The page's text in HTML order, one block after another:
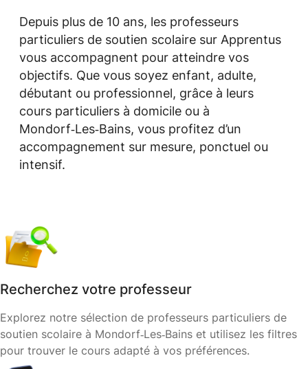
Depuis plus de 10 ans, les professeurs
particuliers de soutien scolaire sur Apprentus
vous accompagnent pour atteindre vos
objectifs. Que vous soyez enfant, adulte,
débutant ou professionnel, grâce à leurs
cours particuliers à domicile ou à
Mondorf‑Les‑Bains, vous profitez d’un
accompagnement sur mesure, ponctuel ou
intensif.
Recherchez votre professeur
Explorez notre sélection de professeurs particuliers de
soutien scolaire à Mondorf‑Les‑Bains et utilisez les filtres
pour trouver le cours adapté à vos préférences.